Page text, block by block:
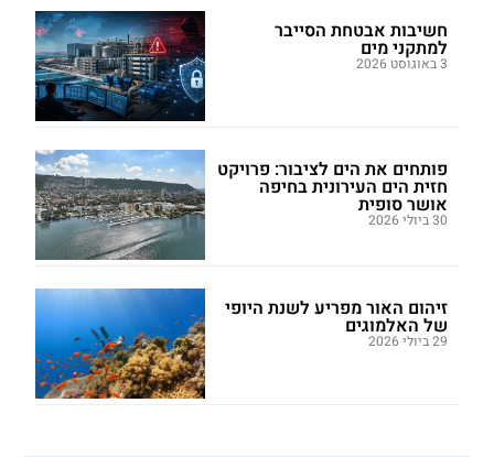
חשיבות אבטחת הסייבר
למתקני מים
3 באוגוסט 2026
פותחים את הים לציבור: פרויקט
חזית הים העירונית בחיפה
אושר סופית
30 ביולי 2026
זיהום האור מפריע לשנת היופי
של האלמוגים
29 ביולי 2026